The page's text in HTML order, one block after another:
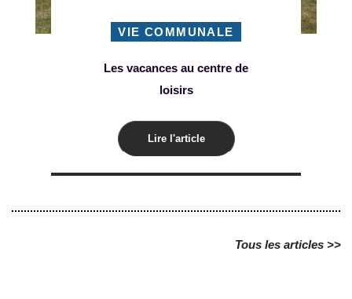
VIE COMMUNALE
Les vacances au centre de
loisirs
Lire l'article
Tous les articles >>